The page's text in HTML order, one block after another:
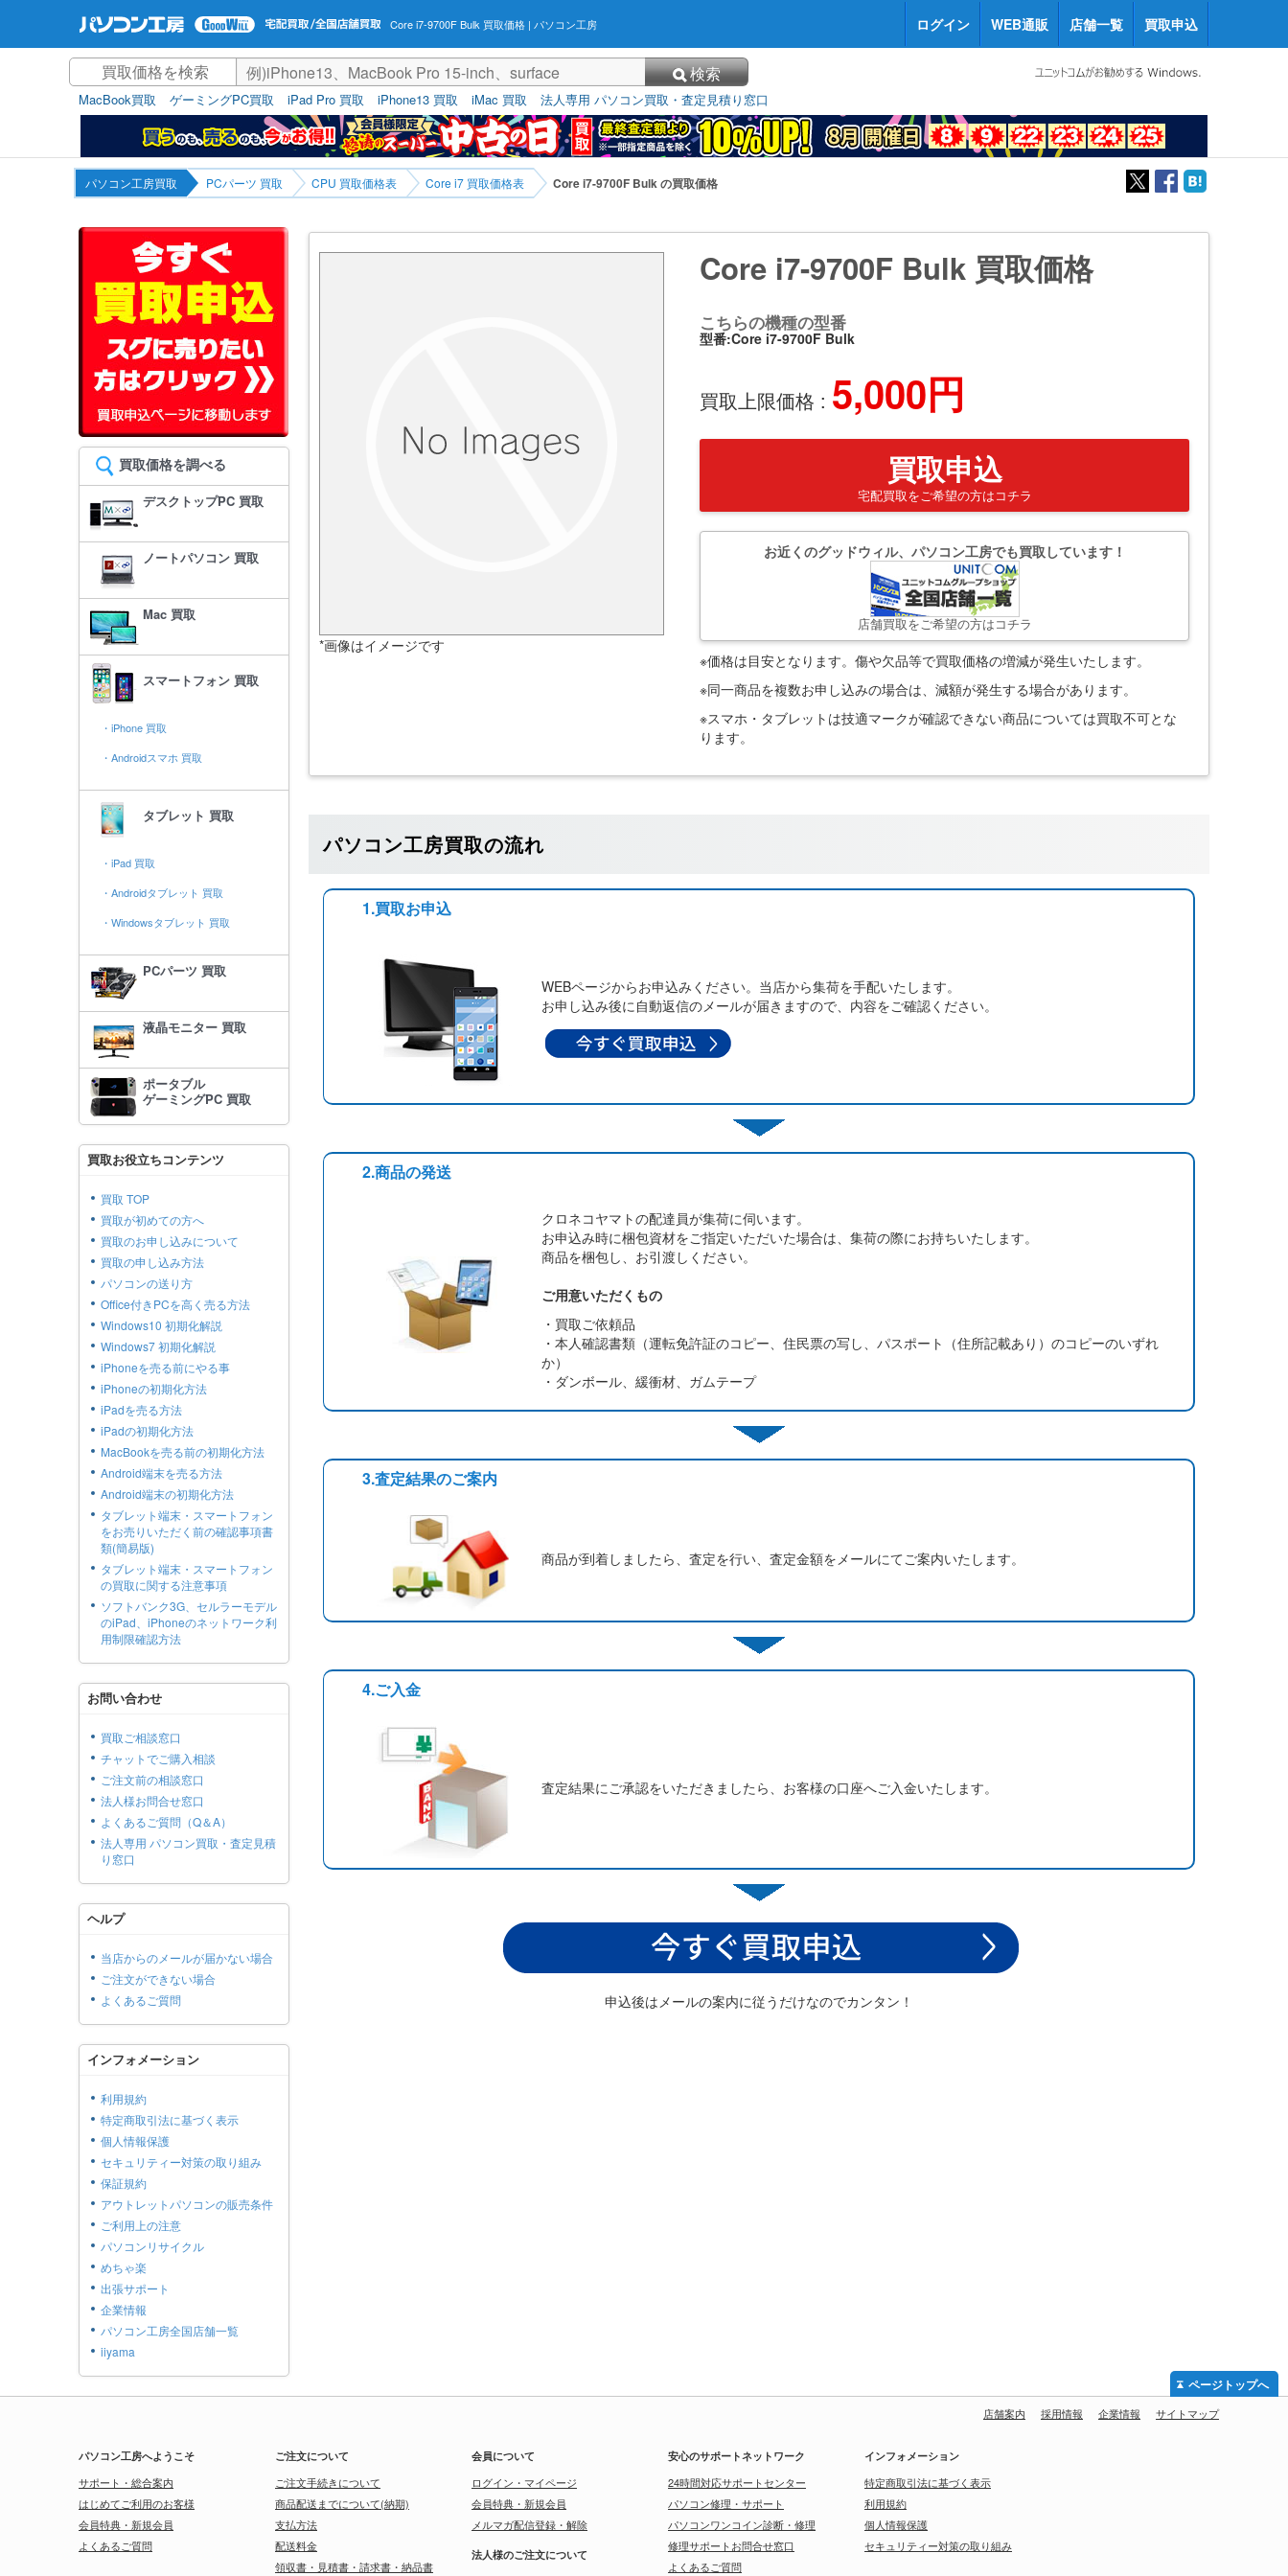
Core i7-9700F Bulk 買取価格 | パソコン工房 ログイン WEB通販 店舗一覧 買取申込
検索
MacBook買取 ゲーミングPC買取 iPad Pro 買取 iPhone13 買取 iMac 買取 法人専用 パソコン買取・査定見積り窓口
パソコン工房買取 PCパーツ 買取 CPU 買取価格表 Core i7 買取価格表 Core i7-9700F Bulk の買取価格
*画像はイメージです
Core i7-9700F Bulk 買取価格
こちらの機種の型番
型番:Core i7-9700F Bulk
買取上限価格 : 5,000円
買取申込
宅配買取をご希望の方はコチラ
お近くのグッドウィル、パソコン工房でも買取しています！
店舗買取をご希望の方はコチラ
※価格は目安となります。傷や欠品等で買取価格の増減が発生いたします。
※同一商品を複数お申し込みの場合は、減額が発生する場合があります。
※スマホ・タブレットは技適マークが確認できない商品については買取不可とな
ります。
パソコン工房買取の流れ
1.買取お申込
WEBページからお申込みください。当店から集荷を手配いたします。
お申し込み後に自動返信のメールが届きますので、内容をご確認ください。
2.商品の発送
クロネコヤマトの配達員が集荷に伺います。
お申込み時に梱包資材をご指定いただいた場合は、集荷の際にお持ちいたします。
商品を梱包し、お引渡しください。
ご用意いただくもの
・買取ご依頼品
・本人確認書類（運転免許証のコピー、住民票の写し、パスポート（住所記載あり）のコピーのいずれ
か）
・ダンボール、緩衝材、ガムテープ
3.査定結果のご案内
商品が到着しましたら、査定を行い、査定金額をメールにてご案内いたします。
4.ご入金
査定結果にご承認をいただきましたら、お客様の口座へご入金いたします。
申込後はメールの案内に従うだけなのでカンタン！
買取価格を調べる
デスクトップPC 買取
ノートパソコン 買取
Mac 買取
スマートフォン 買取
・iPhone 買取
・Androidスマホ 買取
タブレット 買取
・iPad 買取
・Androidタブレット 買取
・Windowsタブレット 買取
PCパーツ 買取
液晶モニター 買取
ポータブル
ゲーミングPC 買取
買取お役立ちコンテンツ
買取 TOP
買取が初めての方へ
買取のお申し込みについて
買取の申し込み方法
パソコンの送り方
Office付きPCを高く売る方法
Windows10 初期化解説
Windows7 初期化解説
iPhoneを売る前にやる事
iPhoneの初期化方法
iPadを売る方法
iPadの初期化方法
MacBookを売る前の初期化方法
Android端末を売る方法
Android端末の初期化方法
タブレット端末・スマートフォン
をお売りいただく前の確認事項書
類(簡易版)
タブレット端末・スマートフォン
の買取に関する注意事項
ソフトバンク3G、セルラーモデル
のiPad、iPhoneのネットワーク利
用制限確認方法
お問い合わせ
買取ご相談窓口
チャットでご購入相談
ご注文前の相談窓口
法人様お問合せ窓口
よくあるご質問（Q＆A）
法人専用 パソコン買取・査定見積
り窓口
ヘルプ
当店からのメールが届かない場合
ご注文ができない場合
よくあるご質問
インフォメーション
利用規約
特定商取引法に基づく表示
個人情報保護
セキュリティー対策の取り組み
保証規約
アウトレットパソコンの販売条件
ご利用上の注意
パソコンリサイクル
めちゃ楽
出張サポート
企業情報
パソコン工房全国店舗一覧
iiyama
店舗案内 採用情報 企業情報 サイトマップ
パソコン工房へようこそ
サポート・総合案内
はじめてご利用のお客様
会員特典・新規会員
よくあるご質問
ご注文について
ご注文手続きについて
商品配送までについて(納期)
支払方法
配送料金
領収書・見積書・請求書・納品書
会員について
ログイン・マイページ
会員特典・新規会員
メルマガ配信登録・解除
法人様のご注文について
安心のサポートネットワーク
24時間対応サポートセンター
パソコン修理・サポート
パソコンワンコイン診断・修理
修理サポートお問合せ窓口
よくあるご質問
インフォメーション
特定商取引法に基づく表示
利用規約
個人情報保護
セキュリティー対策の取り組み
ページトップへ